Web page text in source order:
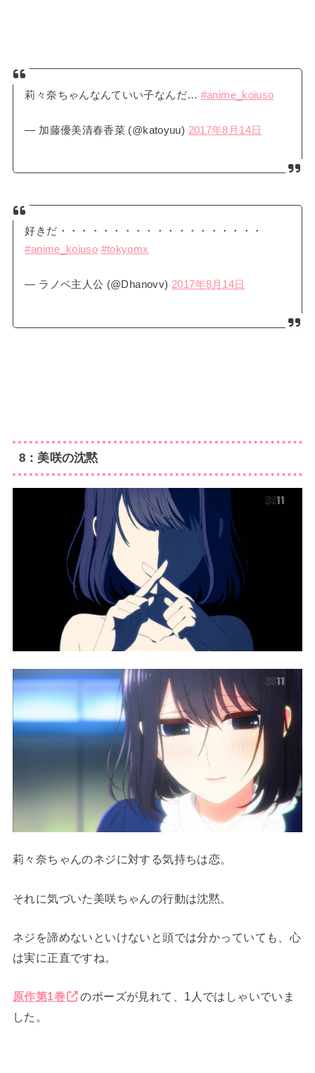
莉々奈ちゃんなんていい子なんだ… #anime_koiuso
— 加藤優美清春香菜 (@katoyuu) 2017年8月14日
好きだ・・・・・・・・・・・・・・・・・・・
#anime_koiuso #tokyomx
— ラノベ主人公 (@Dhanovv) 2017年8月14日
8：美咲の沈黙
莉々奈ちゃんのネジに対する気持ちは恋。
それに気づいた美咲ちゃんの行動は沈黙。
ネジを諦めないといけないと頭では分かっていても、心
は実に正直ですね。
原作第1巻
のポーズが見れて、1人ではしゃいでいま
した。